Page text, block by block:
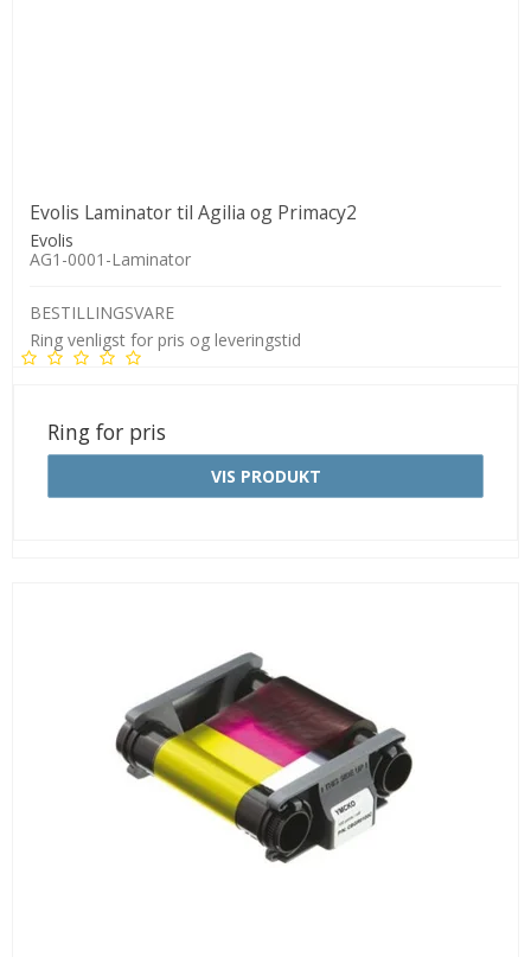
Evolis Laminator til Agilia og Primacy2
Evolis
AG1-0001-Laminator
BESTILLINGSVARE
Ring venligst for pris og leveringstid
Ring for pris
VIS PRODUKT